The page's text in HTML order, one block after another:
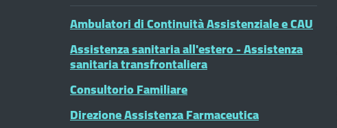
Ambulatori di Continuità Assistenziale e CAU
Assistenza sanitaria all'estero - Assistenza
sanitaria transfrontaliera
Consultorio Familiare
Direzione Assistenza Farmaceutica